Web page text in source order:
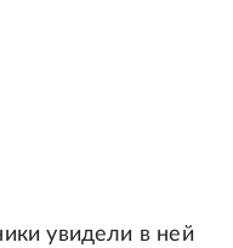
увидели в ней